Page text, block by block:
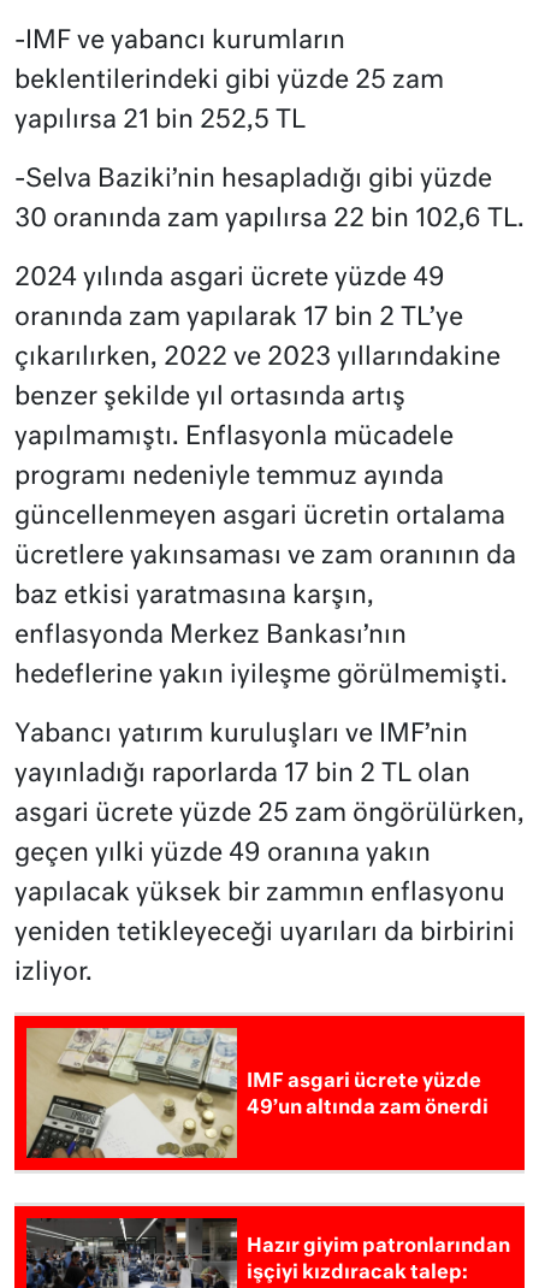
-IMF ve yabancı kurumların
beklentilerindeki gibi yüzde 25 zam
yapılırsa 21 bin 252,5 TL
-Selva Baziki’nin hesapladığı gibi yüzde
30 oranında zam yapılırsa 22 bin 102,6 TL.
2024 yılında asgari ücrete yüzde 49
oranında zam yapılarak 17 bin 2 TL’ye
çıkarılırken, 2022 ve 2023 yıllarındakine
benzer şekilde yıl ortasında artış
yapılmamıştı. Enflasyonla mücadele
programı nedeniyle temmuz ayında
güncellenmeyen asgari ücretin ortalama
ücretlere yakınsaması ve zam oranının da
baz etkisi yaratmasına karşın,
enflasyonda Merkez Bankası’nın
hedeflerine yakın iyileşme görülmemişti.
Yabancı yatırım kuruluşları ve IMF’nin
yayınladığı raporlarda 17 bin 2 TL olan
asgari ücrete yüzde 25 zam öngörülürken,
geçen yılki yüzde 49 oranına yakın
yapılacak yüksek bir zammın enflasyonu
yeniden tetikleyeceği uyarıları da birbirini
izliyor.
IMF asgari ücrete yüzde
49’un altında zam önerdi
Hazır giyim patronlarından
işçiyi kızdıracak talep: